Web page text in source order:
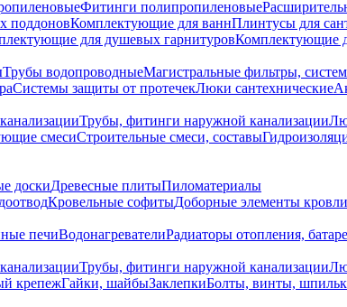
Фитинги полипропиленовые
поддоновКомплектующие для ваннПлинтусы для
для душевых гарнитуровКомплектующие
Трубы водопроводныеМагистральные фильтры,
Системы защиты от протечекЛюки сантехнические
Трубы, фитинги наружной канализации
смесиСтроительные смеси, составы
доскиДревесные плитыПиломатериалы
Кровельные софитыДоборные элементы кровли
печиВодонагревателиРадиаторы отопления,
Трубы, фитинги наружной канализации
крепежГайки, шайбыЗаклепкиБолты, винты,